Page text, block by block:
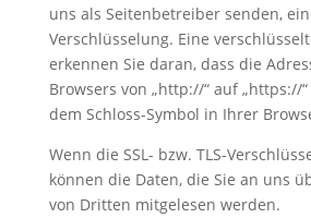
uns als Seitenbetreiber senden,
Verschlüsselung. Eine
erkennen Sie daran, dass die
Browsers von „http://“ auf „https://
dem Schloss-Symbol in Ihrer
Wenn die SSL- bzw. TLS-
können die Daten, die Sie an uns
von Dritten mitgelesen werden.